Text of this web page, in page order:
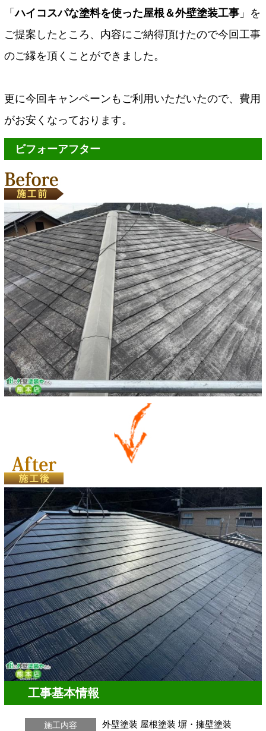
「ハイコスパな塗料を使った屋根＆外壁塗装工事 」を
ご提案したところ、内容にご納得頂けたので今回工事
のご縁を頂くことができました。
更に今回キャンペーンもご利用いただいたので、費用
がお安くなっております。
ビフォーアフター
工事基本情報
施工内容 外壁塗装 屋根塗装 塀・擁壁塗装